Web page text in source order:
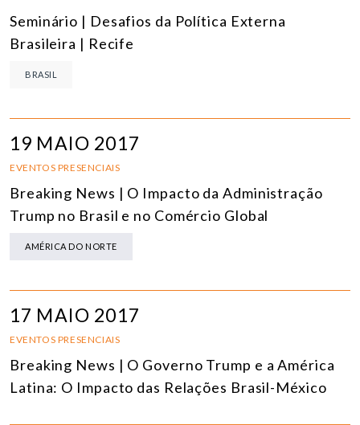
Seminário | Desafios da Política Externa
Brasileira | Recife
BRASIL
19 MAIO 2017
EVENTOS PRESENCIAIS
Breaking News | O Impacto da Administração
Trump no Brasil e no Comércio Global
AMÉRICA DO NORTE
17 MAIO 2017
EVENTOS PRESENCIAIS
Breaking News | O Governo Trump e a América
Latina: O Impacto das Relações Brasil-México